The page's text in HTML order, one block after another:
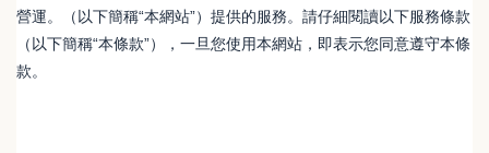
營運。（以下簡稱“本網站”）提供的服務。請仔細閱讀以下服務條款
（以下簡稱“本條款”），一旦您使用本網站，即表示您同意遵守本條
款。